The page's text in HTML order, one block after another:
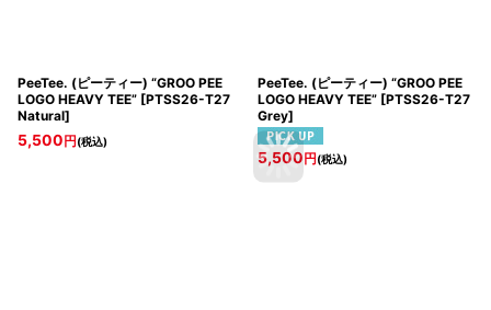
PeeTee. (ピーティー) “GROO PEE
LOGO HEAVY TEE” [PTSS26-T27
Natural]
5,500円(税込)
PeeTee. (ピーティー) “GROO PEE
LOGO HEAVY TEE” [PTSS26-T27
Grey]
5,500円(税込)